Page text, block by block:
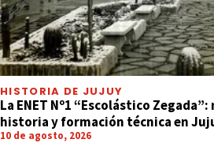
HISTORIA DE JUJUY
La ENET Nº1 “Escolástico
historia y formación técnica en
10 de agosto, 2026